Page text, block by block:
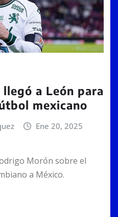
llegó a León para
mexicano
Ene 20, 2025
Morón sobre el
a México.